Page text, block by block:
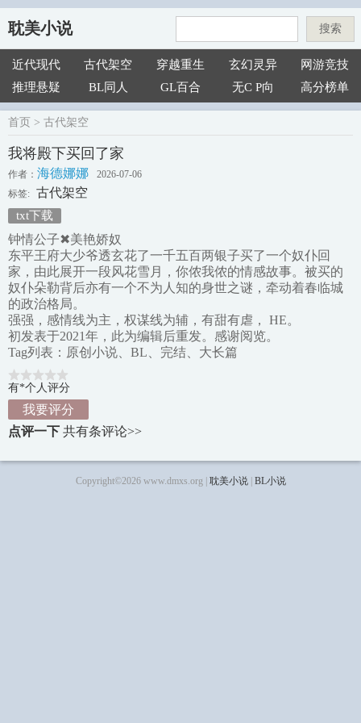
耽美小说 搜索
近代现代 古代架空 穿越重生 玄幻灵异
网游竞技
推理悬疑
BL同人 GL百合 无C P向 高分榜单
首页 > 古代架空
我将殿下买回了家
作者： 海德娜娜
2026-07-06
标签: 古代架空
txt下载
钟情公子✖美艳娇奴
东平王府大少爷透玄花了一千五百两银子买了一个奴仆回
家，由此展开一段风花雪月，你侬我侬的情感故事。被买的
奴仆朵勒背后亦有一个不为人知的身世之谜，牵动着春临城
的政治格局。
强强，感情线为主，权谋线为辅，有甜有虐， HE。
初发表于2021年，此为编辑后重发。感谢阅览。
Tag列表：原创小说、BL、完结、大长篇
有*个人评分
我要评分
点评一下 共有条评论>>
Copyright©2026 www.dmxs.org | 耽美小说| BL小说